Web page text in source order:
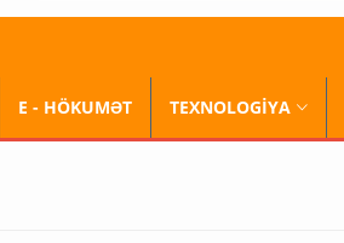
E - HÖKUMƏT TEXNOLOGİYA